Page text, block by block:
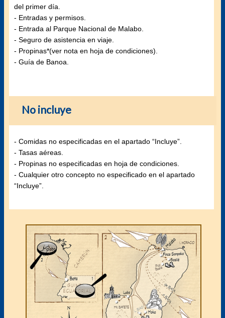
del primer día.
- Entradas y permisos.
- Entrada al Parque Nacional de Malabo.
- Seguro de asistencia en viaje.
- Propinas*(ver nota en hoja de condiciones).
- Guía de Banoa.
No incluye
- Comidas no especificadas en el apartado “Incluye”.
- Tasas aéreas.
- Propinas no especificadas en hoja de condiciones.
- Cualquier otro concepto no especificado en el apartado
“Incluye”.